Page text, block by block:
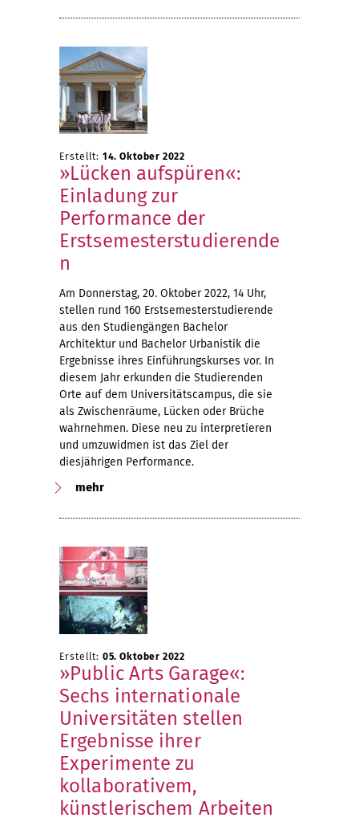
Erstellt: 14. Oktober 2022
»Lücken aufspüren«:
Einladung zur
Performance der
Erstsemesterstudierende
n
Am Donnerstag, 20. Oktober 2022, 14 Uhr,
stellen rund 160 Erstsemesterstudierende
aus den Studiengängen Bachelor
Architektur und Bachelor Urbanistik die
Ergebnisse ihres Einführungskurses vor. In
diesem Jahr erkunden die Studierenden
Orte auf dem Universitätscampus, die sie
als Zwischenräume, Lücken oder Brüche
wahrnehmen. Diese neu zu interpretieren
und umzuwidmen ist das Ziel der
diesjährigen Performance.
mehr
Erstellt: 05. Oktober 2022
»Public Arts Garage«:
Sechs internationale
Universitäten stellen
Ergebnisse ihrer
Experimente zu
kollaborativem,
künstlerischem Arbeiten